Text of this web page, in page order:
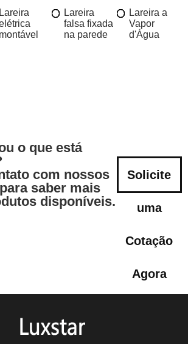
Lareira
montável
Lareira
falsa fixada
na parede
Lareira a
Vapor
d'Água
o que está
com nossos
saber mais
disponíveis.
Solicite
uma
Cotação
Agora